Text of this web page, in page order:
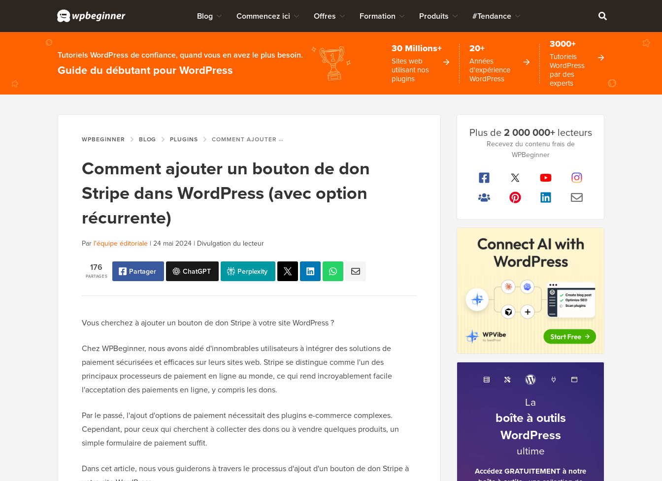
Blog Commencez ici Offres Formation Produits #Tendance
Tutoriels WordPress de confiance, quand vous en avez le plus besoin.
Guide du débutant pour WordPress
30 Millions+
Sites web
utilisant nos
plugins
20+
Années
d'expérience
WordPress
3000+
Tutoriels
WordPress
par des
experts
WPBEGINNER BLOG PLUGINS COMMENT AJOUTER UN BOUTON DE DON STRIPE DANS WORDPRESS (AVEC OPTION RÉCURRENTE)
Comment ajouter un bouton de don
Stripe dans WordPress (avec option
récurrente)
Par l'équipe éditoriale | 24 mai 2024 | Divulgation du lecteur
PARTAGES
176 Partager ChatGPT Perplexity
Vous cherchez à ajouter un bouton de don Stripe à votre site WordPress ?
Chez WPBeginner, nous avons aidé d'innombrables utilisateurs à intégrer des solutions de
paiement sécurisées et efficaces sur leurs sites web. Stripe se distingue comme l'un des
principaux processeurs de paiement en ligne au monde, ce qui rend incroyablement facile
l'acceptation des paiements en ligne, y compris les dons.
Par le passé, l'ajout d'options de paiement nécessitait des plugins e-commerce complexes.
Cependant, pour ceux qui cherchent à collecter des dons ou à vendre quelques produits, un
simple formulaire de paiement suffit.
Dans cet article, nous vous guiderons à travers le processus d'ajout d'un bouton de don Stripe à
latérale
Plus de2 000 000+lecteurs
Recevez du contenu frais de
WPBeginner
La
boîte à outils
WordPress
ultime
Accédez GRATUITEMENT à notre